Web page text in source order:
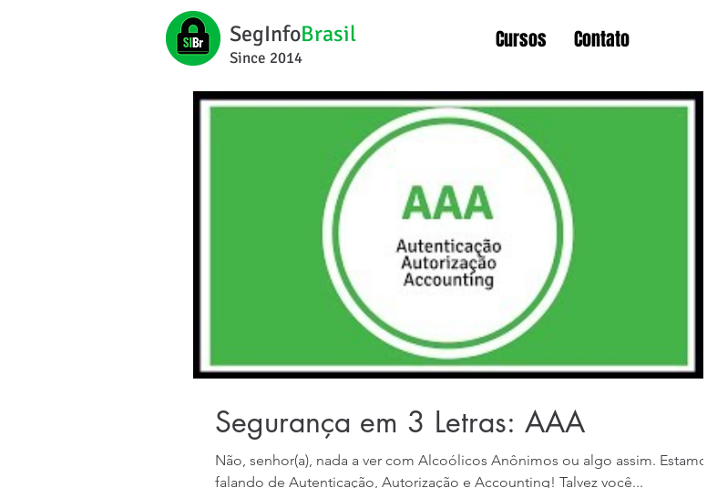
SegInfoBrasil Cursos Contato
Since 2014
Segurança em 3 Letras: AAA
Não, senhor(a), nada a ver com Alcoólicos Anônimos ou algo assim. Estamos
falando de Autenticação, Autorização e Accounting! Talvez você...